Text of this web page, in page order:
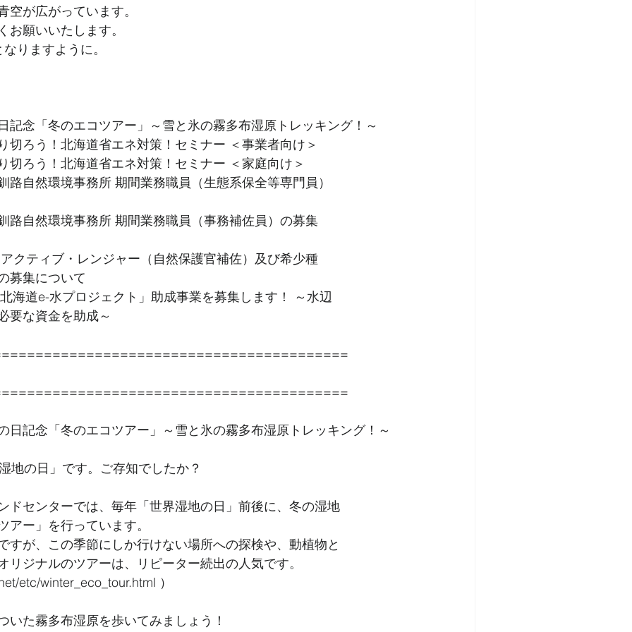
空が広がっています。
お願いいたします。
りますように。
記念「冬のエコツアー」～雪と氷の霧多布湿原トレッキング！～
切ろう！北海道省エネ対策！セミナー ＜事業者向け＞
切ろう！北海道省エネ対策！セミナー ＜家庭向け＞
路自然環境事務所 期間業務職員（生態系保全等専門員）
路自然環境事務所 期間業務職員（事務補佐員）の募集
クティブ・レンジャー（自然保護官補佐）及び希少種
集について
海道e-水プロジェクト」助成事業を募集します！ ～水辺
な資金を助成～
日記念「冬のエコツアー」～雪と氷の霧多布湿原トレッキング！～
地の日」です。ご存知でしたか？
ドセンターでは、毎年「世界湿地の日」前後に、冬の湿地
アー」を行っています。
すが、この季節にしか行けない場所への探検や、動植物と
リジナルのツアーは、リピーター続出の人気です。
etc/winter_eco_tour.html ）
いた霧多布湿原を歩いてみましょう！